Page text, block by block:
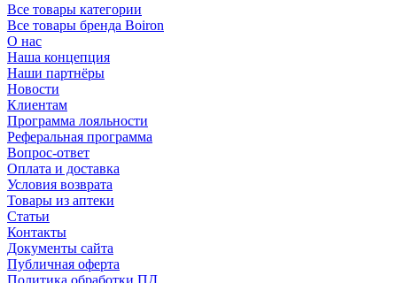
Все товары категории
Все товары бренда Boiron
О нас
Наша концепция
Наши партнёры
Новости
Клиентам
Программа лояльности
Реферальная программа
Вопрос-ответ
Оплата и доставка
Условия возврата
Товары из аптеки
Статьи
Контакты
Документы сайта
Публичная оферта
Политика обработки ПД